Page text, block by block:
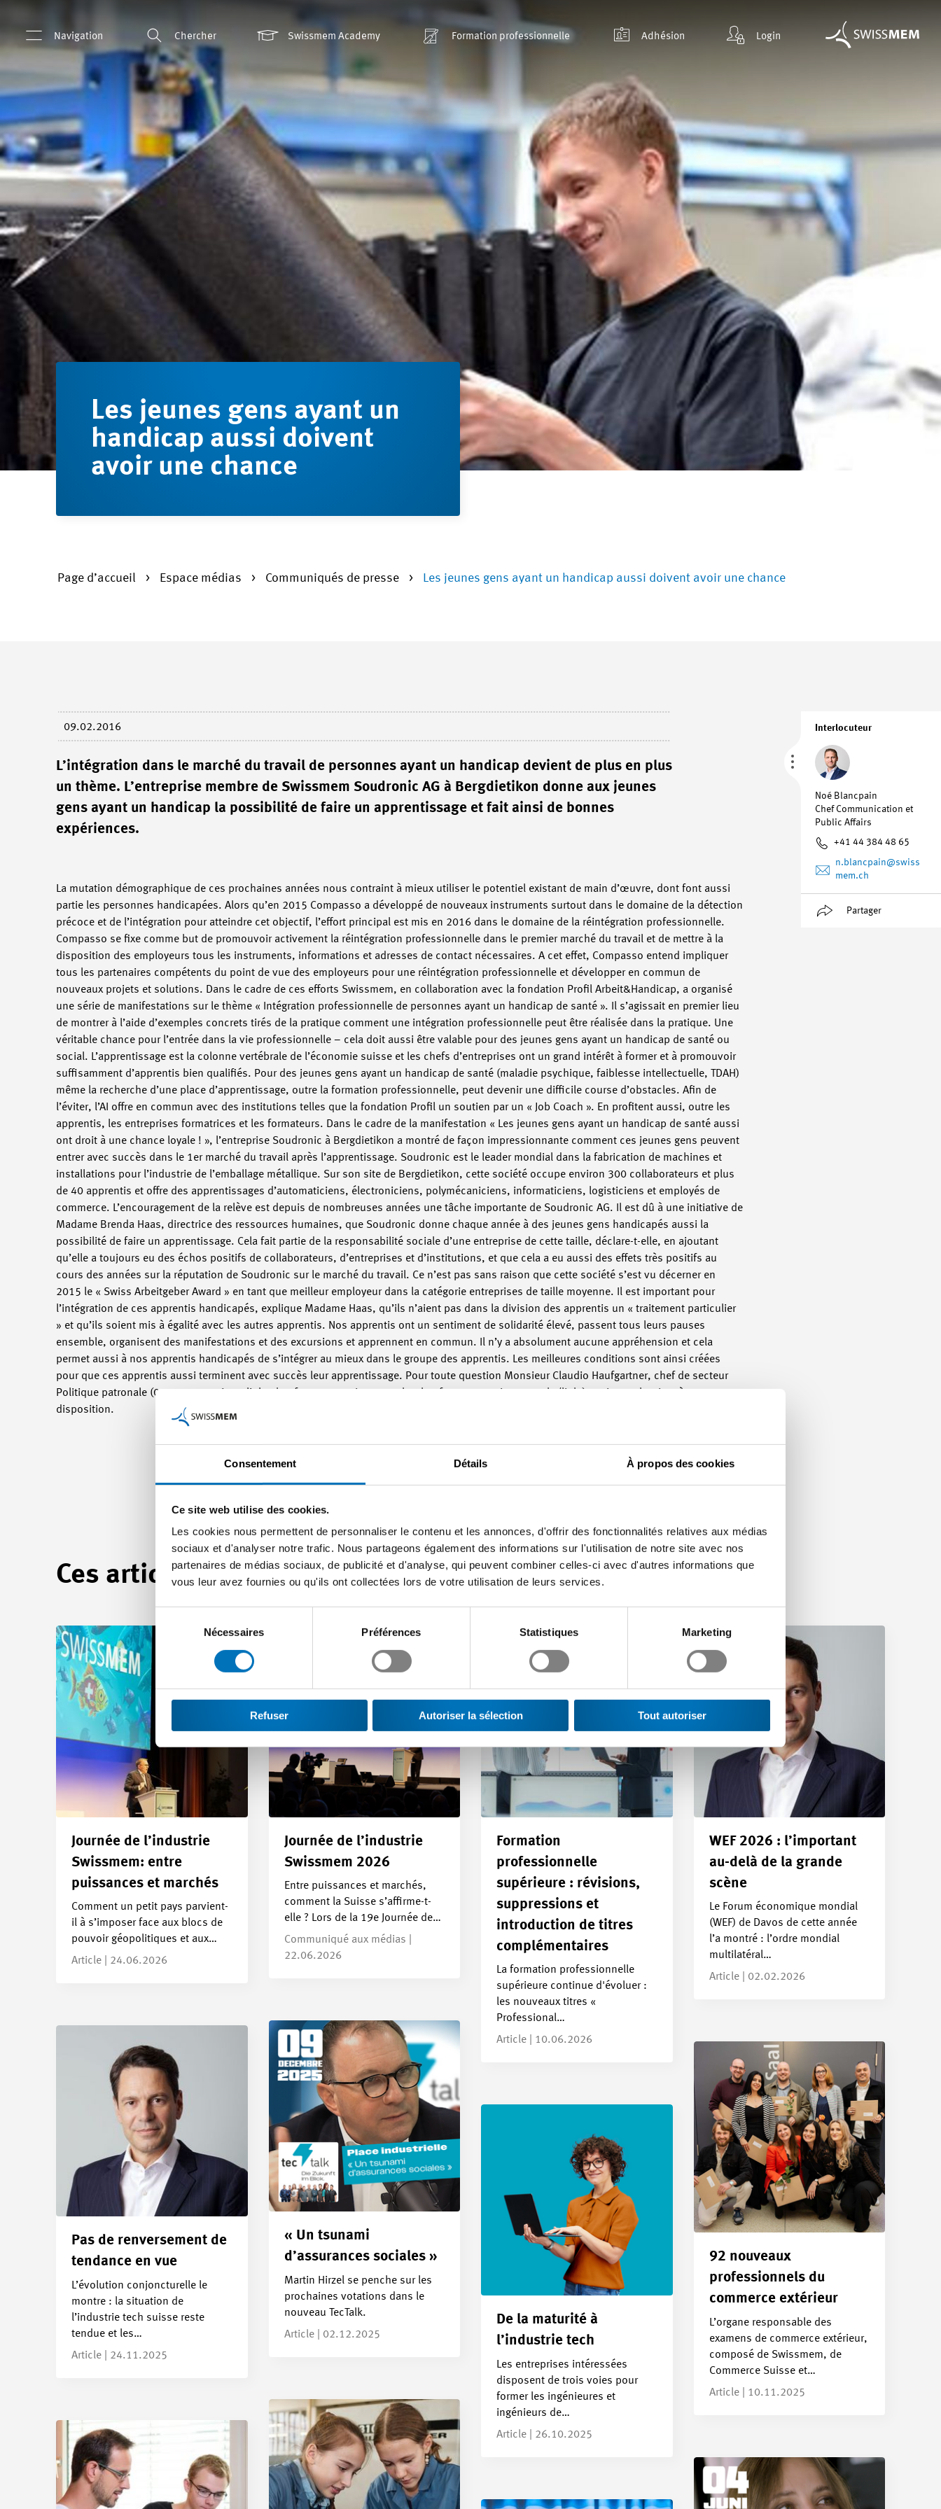
Consentement Détails À propos des cookies
Ce site web utilise des cookies.
Les cookies nous permettent de personnaliser le contenu et les annonces, d'offrir des fonctionnalités relatives aux médias
sociaux et d'analyser notre trafic. Nous partageons également des informations sur l'utilisation de notre site avec nos
partenaires de médias sociaux, de publicité et d'analyse, qui peuvent combiner celles-ci avec d'autres informations que
vous leur avez fournies ou qu'ils ont collectées lors de votre utilisation de leurs services.
Nécessaires Préférences Statistiques Marketing
Refuser Autoriser la sélection Tout autoriser
Navigation Chercher Swissmem Academy Formation professionnelle Adhésion Login
Les jeunes gens ayant un
handicap aussi doivent
avoir une chance
Page d’accueil Espace médias Communiqués de presse Les jeunes gens ayant un handicap aussi doivent avoir une chance
Interlocuteur
Noé Blancpain
Chef Communication et
Public Affairs
+41 44 384 48 65
n.blancpain@swiss
mem.ch
Partager
09.02.2016
L’intégration dans le marché du travail de personnes ayant un handicap devient de plus en plus
un thème. L’entreprise membre de Swissmem Soudronic AG à Bergdietikon donne aux jeunes
gens ayant un handicap la possibilité de faire un apprentissage et fait ainsi de bonnes
expériences.
La mutation démographique de ces prochaines années nous contraint à mieux utiliser le potentiel existant de main d’œuvre, dont font aussi
partie les personnes handicapées. Alors qu’en 2015 Compasso a développé de nouveaux instruments surtout dans le domaine de la détection
précoce et de l’intégration pour atteindre cet objectif, l’effort principal est mis en 2016 dans le domaine de la réintégration professionnelle.
Compasso se fixe comme but de promouvoir activement la réintégration professionnelle dans le premier marché du travail et de mettre à la
disposition des employeurs tous les instruments, informations et adresses de contact nécessaires. A cet effet, Compasso entend impliquer
tous les partenaires compétents du point de vue des employeurs pour une réintégration professionnelle et développer en commun de
nouveaux projets et solutions. Dans le cadre de ces efforts Swissmem, en collaboration avec la fondation Profil Arbeit&Handicap, a organisé
une série de manifestations sur le thème « Intégration professionnelle de personnes ayant un handicap de santé ». Il s’agissait en premier lieu
de montrer à l’aide d’exemples concrets tirés de la pratique comment une intégration professionnelle peut être réalisée dans la pratique. Une
véritable chance pour l’entrée dans la vie professionnelle – cela doit aussi être valable pour des jeunes gens ayant un handicap de santé ou
social. L’apprentissage est la colonne vertébrale de l’économie suisse et les chefs d’entreprises ont un grand intérêt à former et à promouvoir
suffisamment d’apprentis bien qualifiés. Pour des jeunes gens ayant un handicap de santé (maladie psychique, faiblesse intellectuelle, TDAH)
même la recherche d’une place d’apprentissage, outre la formation professionnelle, peut devenir une difficile course d’obstacles. Afin de
l’éviter, l’AI offre en commun avec des institutions telles que la fondation Profil un soutien par un « Job Coach ». En profitent aussi, outre les
apprentis, les entreprises formatrices et les formateurs. Dans le cadre de la manifestation « Les jeunes gens ayant un handicap de santé aussi
ont droit à une chance loyale ! », l’entreprise Soudronic à Bergdietikon a montré de façon impressionnante comment ces jeunes gens peuvent
entrer avec succès dans le 1er marché du travail après l’apprentissage. Soudronic est le leader mondial dans la fabrication de machines et
installations pour l’industrie de l’emballage métallique. Sur son site de Bergdietikon, cette société occupe environ 300 collaborateurs et plus
de 40 apprentis et offre des apprentissages d’automaticiens, électroniciens, polymécaniciens, informaticiens, logisticiens et employés de
commerce. L’encouragement de la relève est depuis de nombreuses années une tâche importante de Soudronic AG. Il est dû à une initiative de
Madame Brenda Haas, directrice des ressources humaines, que Soudronic donne chaque année à des jeunes gens handicapés aussi la
possibilité de faire un apprentissage. Cela fait partie de la responsabilité sociale d’une entreprise de cette taille, déclare-t-elle, en ajoutant
qu’elle a toujours eu des échos positifs de collaborateurs, d’entreprises et d’institutions, et que cela a eu aussi des effets très positifs au
cours des années sur la réputation de Soudronic sur le marché du travail. Ce n’est pas sans raison que cette société s’est vu décerner en
2015 le « Swiss Arbeitgeber Award » en tant que meilleur employeur dans la catégorie entreprises de taille moyenne. Il est important pour
l’intégration de ces apprentis handicapés, explique Madame Haas, qu’ils n’aient pas dans la division des apprentis un « traitement particulier
» et qu’ils soient mis à égalité avec les autres apprentis. Nos apprentis ont un sentiment de solidarité élevé, passent tous leurs pauses
ensemble, organisent des manifestations et des excursions et apprennent en commun. Il n’y a absolument aucune appréhension et cela
permet aussi à nos apprentis handicapés de s’intégrer au mieux dans le groupe des apprentis. Les meilleures conditions sont ainsi créées
pour que ces apprentis aussi terminent avec succès leur apprentissage. Pour toute question Monsieur Claudio Haufgartner, chef de secteur
Politique patronale (044 384 42 26 ou <link c.haufgartner@swissmem.ch>c.haufgartner@swissmem.ch</link>) se tient volontiers à votre
disposition.
Ces articles peuvent vous intéresser
Journée de l’industrie
Swissmem: entre
puissances et marchés
Comment un petit pays parvient-
il à s’imposer face aux blocs de
pouvoir géopolitiques et aux…
Article | 24.06.2026
Journée de l’industrie
Swissmem 2026
Entre puissances et marchés,
comment la Suisse s’affirme-t-
elle ? Lors de la 19e Journée de…
Communiqué aux médias |
22.06.2026
Formation
professionnelle
supérieure : révisions,
suppressions et
introduction de titres
complémentaires
La formation professionnelle
supérieure continue d'évoluer :
les nouveaux titres «
Professional…
Article | 10.06.2026
WEF 2026 : l’important
au-delà de la grande
scène
Le Forum économique mondial
(WEF) de Davos de cette année
l’a montré : l’ordre mondial
multilatéral…
Article | 02.02.2026
« Un tsunami
d’assurances sociales »
Martin Hirzel se penche sur les
prochaines votations dans le
nouveau TecTalk.
Article | 02.12.2025
Pas de renversement de
tendance en vue
L’évolution conjoncturelle le
montre : la situation de
l’industrie tech suisse reste
tendue et les…
Article | 24.11.2025
92 nouveaux
professionnels du
commerce extérieur
L’organe responsable des
examens de commerce extérieur,
composé de Swissmem, de
Commerce Suisse et…
Article | 10.11.2025
De la maturité à
l’industrie tech
Les entreprises intéressées
disposent de trois voies pour
former les ingénieures et
ingénieurs de…
Article | 26.10.2025